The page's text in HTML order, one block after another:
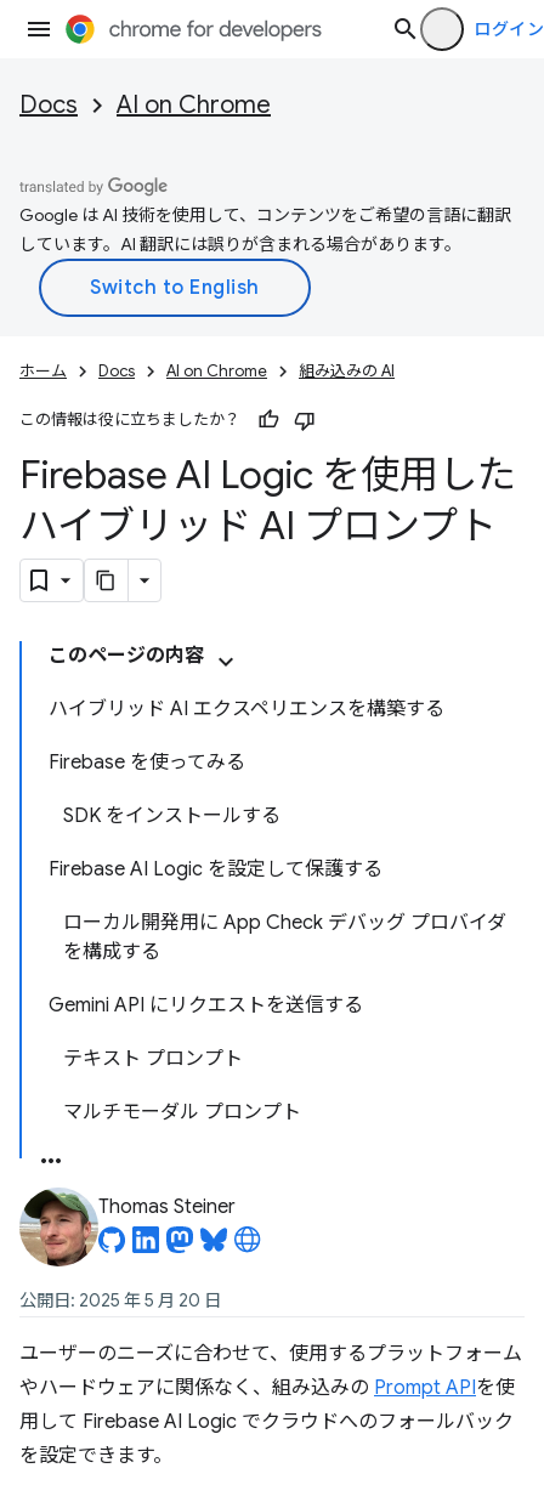
ログイン
Docs AI on Chrome
Google は AI 技術を使用して、コンテンツをご希望の言語に翻訳
しています。AI 翻訳には誤りが含まれる場合があります。
ホーム Docs AI on Chrome 組み込みの AI
この情報は役に立ちましたか？
Firebase AI Logic を使用した
ハイブリッド AI プロンプト
このページの内容
ハイブリッド AI エクスペリエンスを構築する
Firebase を使ってみる
SDK をインストールする
Firebase AI Logic を設定して保護する
ローカル開発用に App Check デバッグ プロバイダ
を構成する
Gemini API にリクエストを送信する
テキスト プロンプト
マルチモーダル プロンプト
Thomas Steiner
公開日: 2025 年 5 月 20 日
ユーザーのニーズに合わせて、使用するプラットフォーム
やハードウェアに関係なく、組み込みの Prompt APIを使
用して Firebase AI Logic でクラウドへのフォールバック
を設定できます。